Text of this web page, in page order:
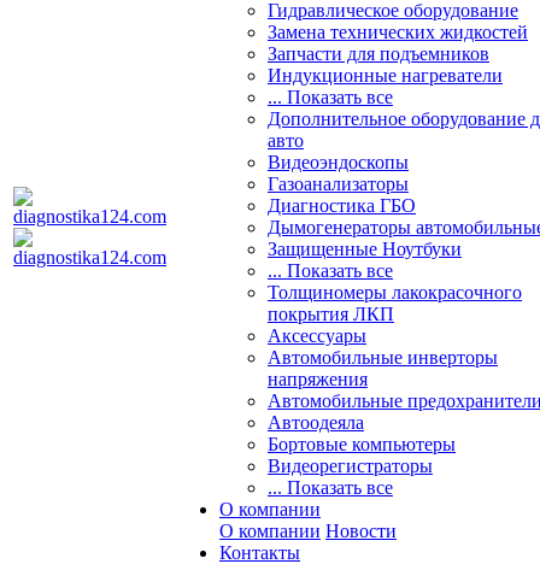
Гидравлическое оборудование
Замена технических жидкостей
Запчасти для подъемников
Индукционные нагреватели
... Показать все
Дополнительное оборудование
авто
Видеоэндоскопы
Газоанализаторы
Диагностика ГБО
Дымогенераторы
Защищенные Ноутбуки
... Показать все
Толщиномеры лакокрасочного
покрытия ЛКП
Аксессуары
Автомобильные инверторы
напряжения
Автомобильные
Автоодеяла
Бортовые компьютеры
Видеорегистраторы
... Показать все
О компании
О компании Новости
Контакты